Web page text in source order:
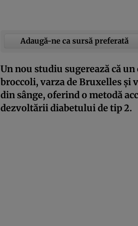
Adaugă-ne ca sursă preferată
Un nou studiu sugerează că
broccoli, varza de Bruxelles și
din sânge, oferind o metodă
dezvoltării diabetului de tip 2.